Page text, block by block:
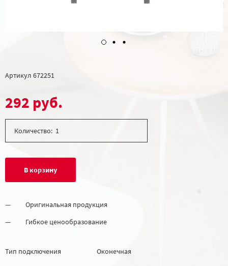
Артикул 672251
292 руб.
Количество:
В корзину
Оригинальная продукция
Гибкое ценообразование
Тип подключения Оконечная